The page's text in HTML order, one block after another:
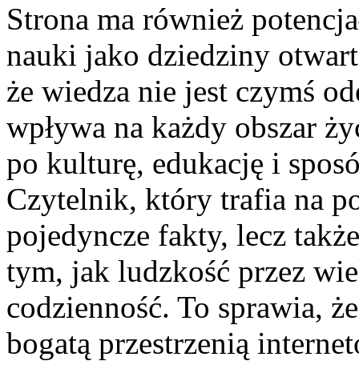
Strona ma również
nauki jako dziedziny
że wiedza nie jest czymś
wpływa na każdy obszar
po kulturę, edukację i
Czytelnik, który trafia na
pojedyncze fakty, lecz
tym, jak ludzkość przez
codzienność. To sprawia,
bogatą przestrzenią